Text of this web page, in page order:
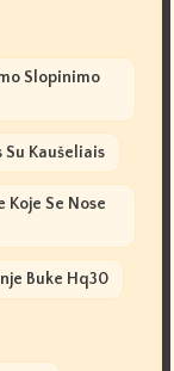
Slopinimo
Su Kaušeliais
Koje Se Nose
Buke Hq30